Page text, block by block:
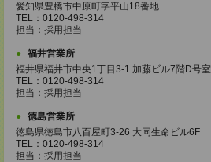
愛知県豊橋市中原町字平山18番地
TEL：0120-498-314
担当：採用担当
福井営業所
福井県福井市中央1丁目3-1 加藤ビル7階D号室
TEL：0120-498-314
担当：採用担当
徳島営業所
徳島県徳島市八百屋町3-26 大同生命ビル6F
TEL：0120-498-314
担当：採用担当